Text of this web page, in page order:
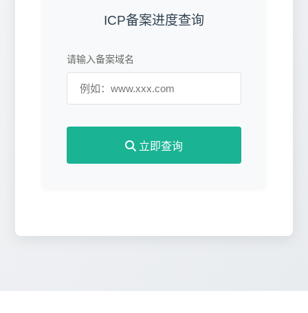
ICP备案进度查询
请输入备案域名
立即查询